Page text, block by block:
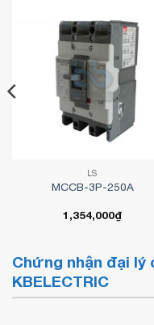
LS
MCCB-3P-250A
1,354,000₫
Chứng nhận đại lý
KBELECTRIC